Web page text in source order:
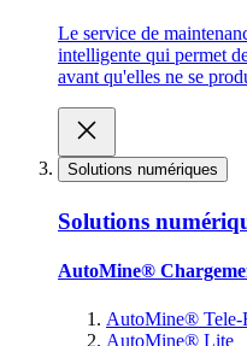
Le service de
intelligente qui permet
avant qu'elles ne se
Solutions numériques
Solutions
AutoMine®
AutoMine® Tele-
AutoMine® Lite